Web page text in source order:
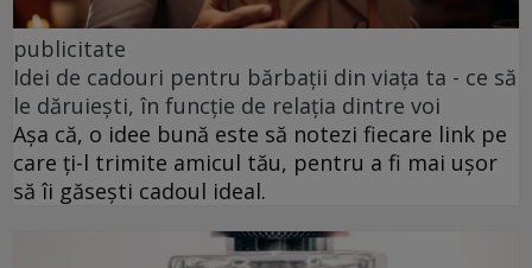
publicitate
Idei de cadouri pentru bărbații din viața ta - ce să
le dăruiești, în funcție de relația dintre voi
Așa că, o idee bună este să notezi fiecare link pe
care ți-l trimite amicul tău, pentru a fi mai ușor
să îi găsești cadoul ideal.